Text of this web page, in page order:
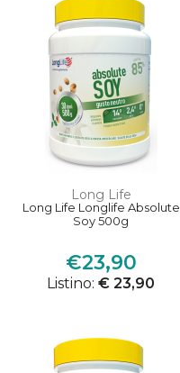
Long Life
Long Life Longlife Absolute
Soy 500g
€23,90
Listino: € 23,90